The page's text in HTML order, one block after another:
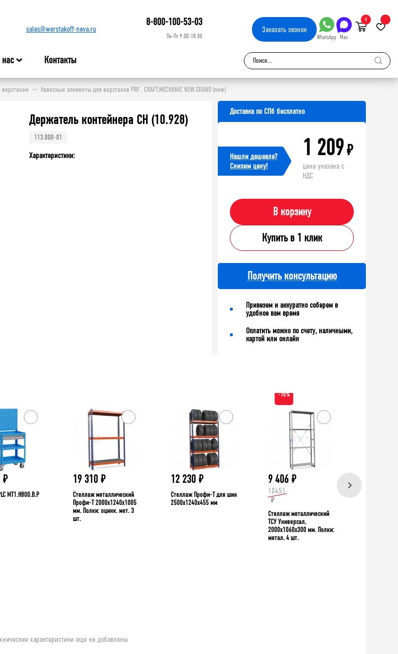
sales@werstakoff-neva.ru
8-800-100-53-03
Пн-Пт 9.00-18.00
Заказатьзвонок
WhatsApp Max
0
Контакты
Навесные элементы для верстаков PRF , CRAFT,MECHANIC NEW,GRAND (new)
Держатель контейнера CH (10.928)
113.000-01
Характеристики:
Доставка по СПб бесплатно
Нашли дешевле?
Cнизим цену!
1 209₽
цена указана с
НДС
В корзину
Купить в 1 клик
Получить консультацию
Привезем и аккуратно соберем в
удобное вам время
Оплатить можно по счету, наличными,
картой или онлайн
₽
МT1.H800.В.Р
19 310 ₽
Стеллаж металлический
Профи-Т 2000x1240x1005
мм. Полки: оцинк. мет. 3
шт.
12 230 ₽
Стеллаж Профи-Т для шин
2500x1240x455 мм
-10%
9 406 ₽
10451
₽
Стеллаж металлический
ТСУ Универсал,
2000x1060x300 мм. Полки:
метал. 4 шт.
характеристики еще не добавлены